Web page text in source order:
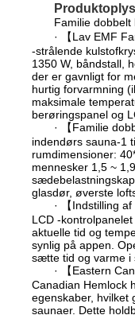
Familie dobbelt
· 【Lav EMF
-strålende
1350 W, båndstall,
der er gavnligt for
hurtig forvarmning
maksimale
berøringspanel og
· 【Familie
indendørs sauna-1
rumdimensioner:
mennesker 1,5 ~
glasdør, øverste
· 【Indstilling
LCD -
aktuelle tid og
synlig på appen.
sætte tid og varme i
· 【Eastern
Canadian Hemlock
egenskaber, hvilket
saunaer. Dette